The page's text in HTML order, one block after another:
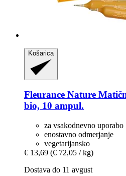
Košarica
Fleurance Nature
bio, 10 ampul.
za vsakodnevno uporabo
enostavno odmerjanje
vegetarijansko
€ 13,69 (€ 72,05 / kg)
Dostava do 11 avgust